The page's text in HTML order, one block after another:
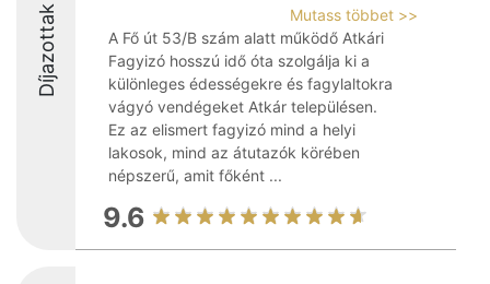
Díjazottak
Mutass többet >>
A Fő út 53/B szám alatt működő Atkári
Fagyizó hosszú idő óta szolgálja ki a
különleges édességekre és fagylaltokra
vágyó vendégeket Atkár településen.
Ez az elismert fagyizó mind a helyi
lakosok, mind az átutazók körében
népszerű, amit főként ...
9.6